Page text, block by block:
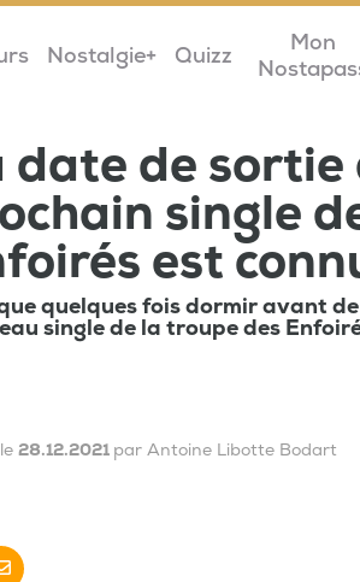
Nostalgie+ Quizz
Mon
date de sortie
single
est
quelques fois dormir avant
single de la troupe des
28.12.2021 par Antoine Libotte Bodart